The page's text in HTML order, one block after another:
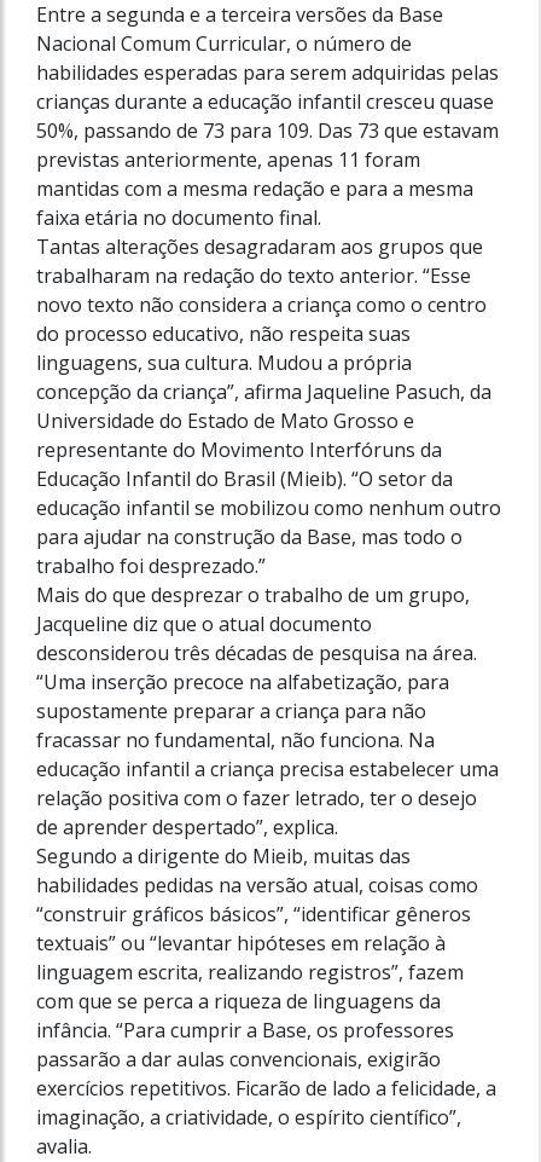
Entre a segunda e a terceira versões da Base
Nacional Comum Curricular, o número de
habilidades esperadas para serem adquiridas pelas
crianças durante a educação infantil cresceu quase
50%, passando de 73 para 109. Das 73 que estavam
previstas anteriormente, apenas 11 foram
mantidas com a mesma redação e para a mesma
faixa etária no documento final.
Tantas alterações desagradaram aos grupos que
trabalharam na redação do texto anterior. “Esse
novo texto não considera a criança como o centro
do processo educativo, não respeita suas
linguagens, sua cultura. Mudou a própria
concepção da criança”, afirma Jaqueline Pasuch, da
Universidade do Estado de Mato Grosso e
representante do Movimento Interfóruns da
Educação Infantil do Brasil (Mieib). “O setor da
educação infantil se mobilizou como nenhum outro
para ajudar na construção da Base, mas todo o
trabalho foi desprezado.”
Mais do que desprezar o trabalho de um grupo,
Jacqueline diz que o atual documento
desconsiderou três décadas de pesquisa na área.
“Uma inserção precoce na alfabetização, para
supostamente preparar a criança para não
fracassar no fundamental, não funciona. Na
educação infantil a criança precisa estabelecer uma
relação positiva com o fazer letrado, ter o desejo
de aprender despertado”, explica.
Segundo a dirigente do Mieib, muitas das
habilidades pedidas na versão atual, coisas como
“construir gráficos básicos”, “identificar gêneros
textuais” ou “levantar hipóteses em relação à
linguagem escrita, realizando registros”, fazem
com que se perca a riqueza de linguagens da
infância. “Para cumprir a Base, os professores
passarão a dar aulas convencionais, exigirão
exercícios repetitivos. Ficarão de lado a felicidade, a
imaginação, a criatividade, o espírito científico”,
avalia.